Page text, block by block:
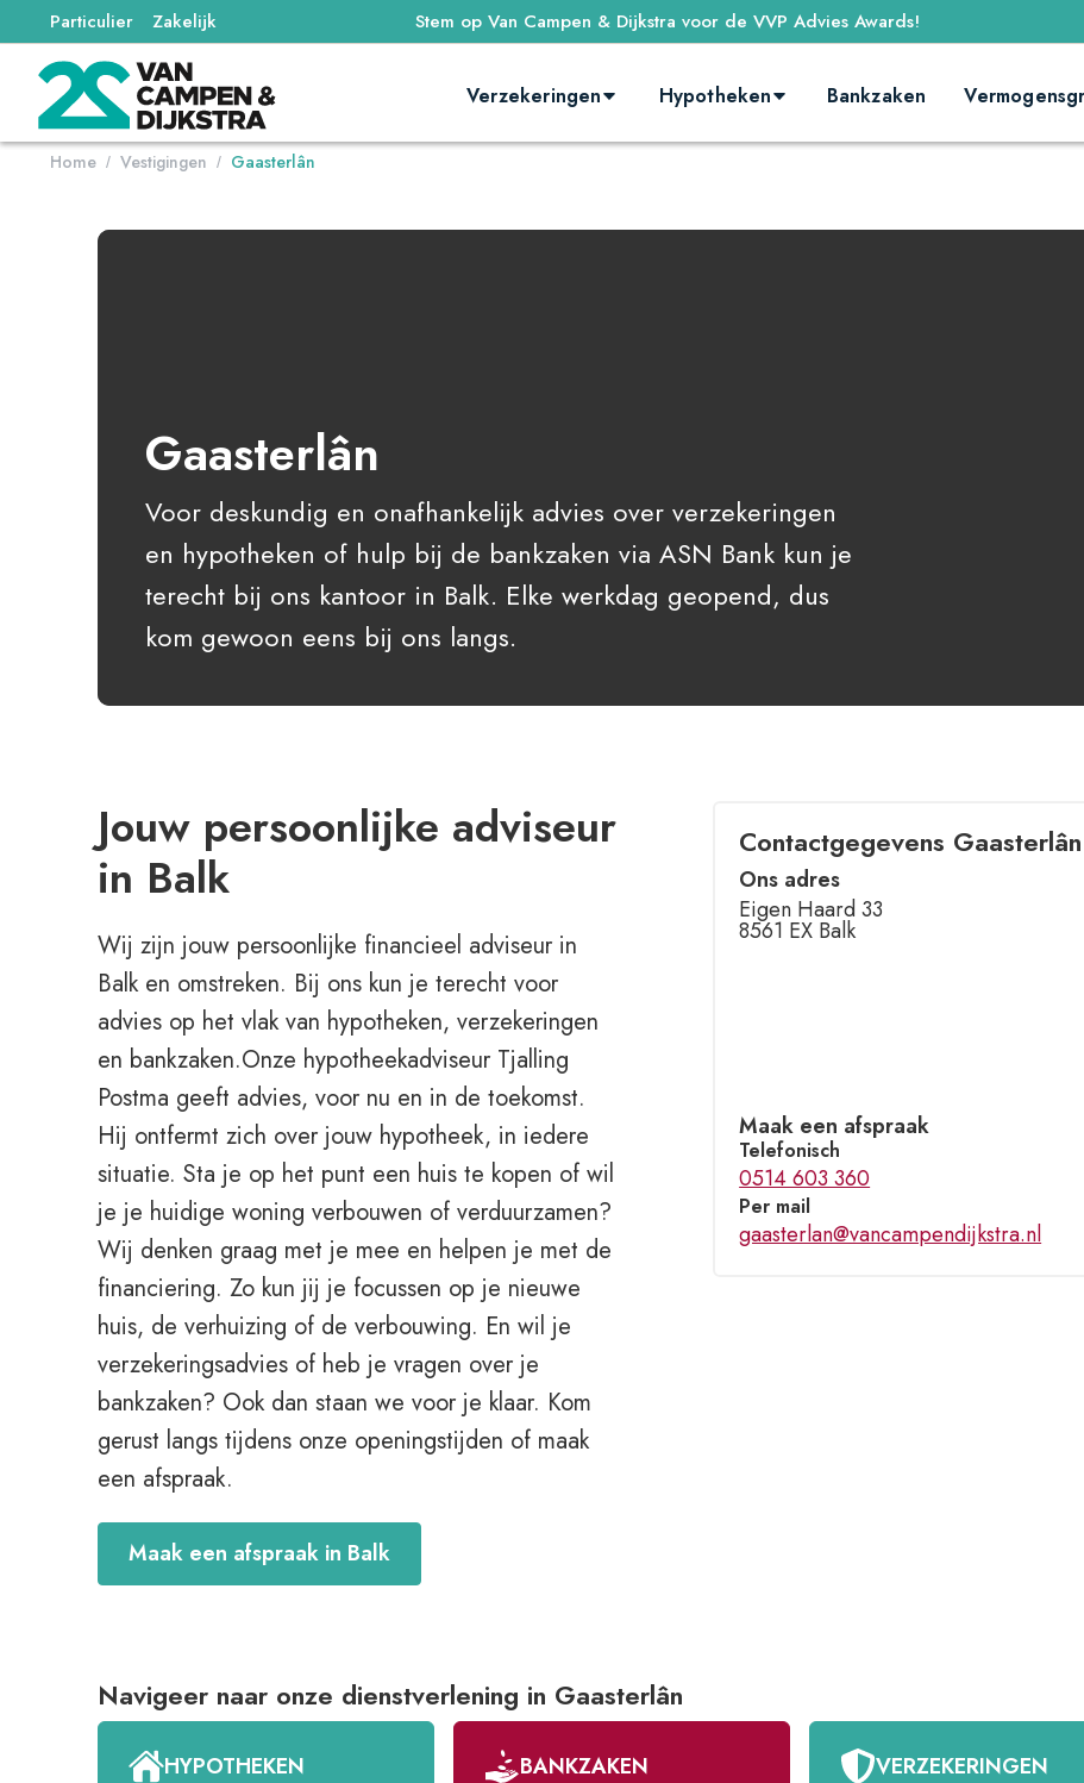
Particulier Zakelijk Stem op Van Campen & Dijkstra voor de VVP Advies Awards!
Verzekeringen Hypotheken Bankzaken
Home / Vestigingen / Gaasterlân
Gaasterlân
Voor deskundig en onafhankelijk advies over verzekeringen
en hypotheken of hulp bij de bankzaken via ASN Bank kun je
terecht bij ons kantoor in Balk. Elke werkdag geopend, dus
kom gewoon eens bij ons langs.
Jouw persoonlijke adviseur
in Balk
Wij zijn jouw persoonlijke financieel adviseur in
Balk en omstreken. Bij ons kun je terecht voor
advies op het vlak van hypotheken, verzekeringen
en bankzaken.Onze hypotheekadviseur Tjalling
Postma geeft advies, voor nu en in de toekomst.
Hij ontfermt zich over jouw hypotheek, in iedere
situatie. Sta je op het punt een huis te kopen of wil
je je huidige woning verbouwen of verduurzamen?
Wij denken graag met je mee en helpen je met de
financiering. Zo kun jij je focussen op je nieuwe
huis, de verhuizing of de verbouwing. En wil je
verzekeringsadvies of heb je vragen over je
bankzaken? Ook dan staan we voor je klaar. Kom
gerust langs tijdens onze openingstijden of maak
een afspraak.
Maak een afspraak in Balk
Contactgegevens Gaasterlân
Ons adres
Eigen Haard 33
8561 EX Balk
Maak een afspraak
Telefonisch
0514 603 360
Per mail
gaasterlan@vancampendijkstra.nl
Navigeer naar onze dienstverlening in Gaasterlân
HYPOTHEKEN BANKZAKEN VERZEKERINGEN